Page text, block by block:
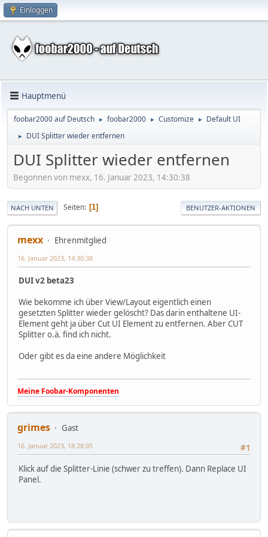
Einloggen
Hauptmenü
foobar2000 auf Deutsch ► foobar2000 ► Customize ► Default UI
► DUI Splitter wieder entfernen
DUI Splitter wieder entfernen
Begonnen von mexx, 16. Januar 2023, 14:30:38
NACH UNTEN Seiten 1 BENUTZER-AKTIONEN
mexx Ehrenmitglied
16. Januar 2023, 14:30:38
DUI v2 beta23
Wie bekomme ich über View/Layout eigentlich einen
gesetzten Splitter wieder gelöscht? Das darin enthaltene UI-
Element geht ja über Cut UI Element zu entfernen. Aber CUT
Splitter o.ä. find ich nicht.
Oder gibt es da eine andere Möglichkeit
Meine Foobar-Komponenten
grimes
Gast
#1
16. Januar 2023, 18:28:05
Klick auf die Splitter-Linie (schwer zu treffen). Dann Replace UI
Panel.